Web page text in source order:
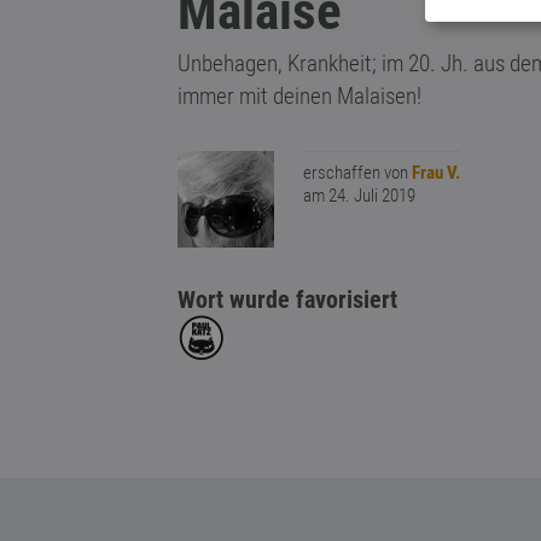
Unbehagen, Krankheit; im 20. Jh. aus
immer mit deinen Malaisen!
erschaffen von Frau V.
am 24. Juli 2019
Wort wurde favorisiert